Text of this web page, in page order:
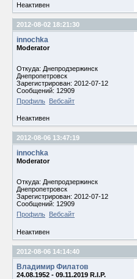
Неактивен
2012-08-02 18:21:30
innochka
Moderator
Откуда: Днепродзержинск
Днепропетровск
Зарегистрирован: 2012-07-12
Сообщений: 12909
Профиль Вебсайт
Неактивен
2012-08-06 13:47:19
innochka
Moderator
Откуда: Днепродзержинск
Днепропетровск
Зарегистрирован: 2012-07-12
Сообщений: 12909
Профиль Вебсайт
Неактивен
2012-08-06 14:14:40
Владимир Филатов
24.08.1952 - 09.11.2019 R.I.P.